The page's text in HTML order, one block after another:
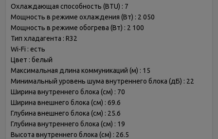
Охлаждающая способность (BTU) : 7
Мощность в режиме охлаждения (Вт) : 2 050
Мощность в режиме обогрева (Вт) : 2 100
Тип хладагента : R32
Wi-Fi : есть
Цвет : белый
Максимальная длина коммуникаций (м) : 15
Минимальный уровень шума внутреннего блока (дБ) : 22
Ширина внутреннего блока (см) : 70
Ширина внешнего блока (см) : 69.6
Глубина внешнего блока (см) : 25.6
Глубина внутреннего блока (см) : 19
Высота внутреннего блока (см) : 26.5